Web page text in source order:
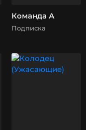
Команда А
Подписка